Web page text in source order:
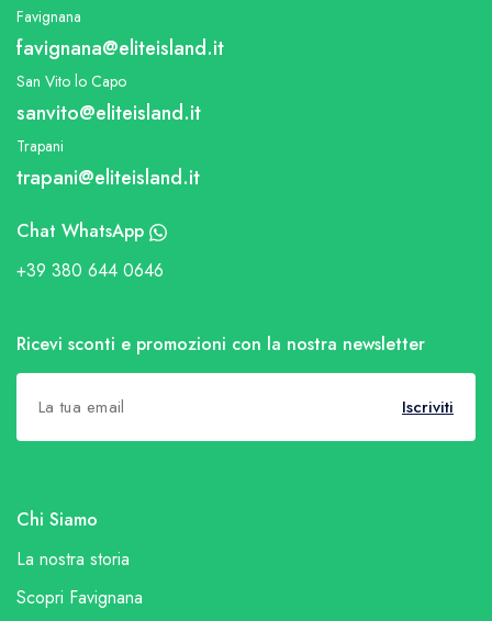
Favignana
favignana@eliteisland.it
San Vito lo Capo
sanvito@eliteisland.it
Trapani
trapani@eliteisland.it
Chat WhatsApp
+39 380 644 0646
Ricevi sconti e promozioni con la nostra newsletter
Iscriviti
Chi Siamo
La nostra storia
Scopri Favignana